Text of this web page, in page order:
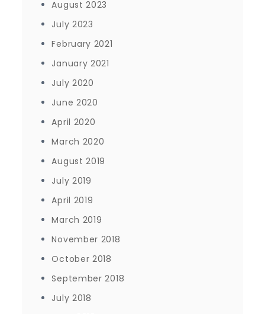
August 2023
July 2023
February 2021
January 2021
July 2020
June 2020
April 2020
March 2020
August 2019
July 2019
April 2019
March 2019
November 2018
October 2018
September 2018
July 2018